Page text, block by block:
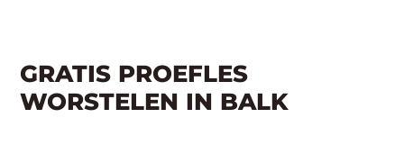
GRATIS PROEFLES
WORSTELEN IN BALK